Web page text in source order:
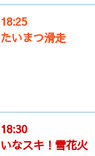
18:25
たいまつ滑走
18:30
いなスキ！雪花火